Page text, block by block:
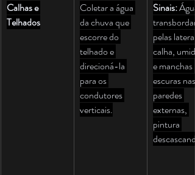
Calhas e
Telhados
Coletar a água
da chuva que
escorre do
telhado e
direcioná-la
para os
condutores
verticais.
Sinais: Água
pelas
calha,
e manchas
escuras nas
paredes
externas,
pintura